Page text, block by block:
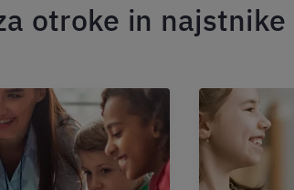
otroke in najstnike